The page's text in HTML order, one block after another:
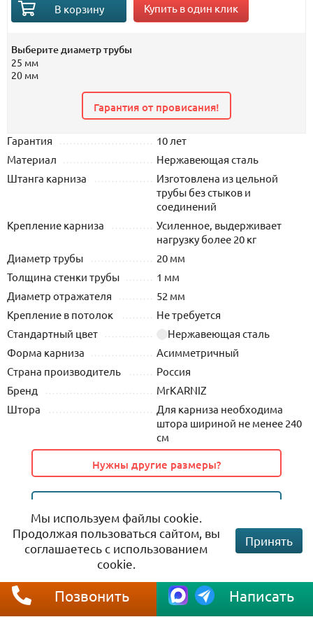
Выберите диаметр трубы
25 мм
20 мм
Гарантия от провисания!
В корзину Купить в один клик
Гарантия
10 лет
Материал
Нержавеющая сталь
Штанга карниза
Изготовлена из цельной
трубы без стыков и
соединений
Крепление карниза
Усиленное, выдерживает
нагрузку более 20 кг
Диаметр трубы
20 мм
Толщина стенки трубы
1 мм
Диаметр отражателя
52 мм
Крепление в потолок
Не требуется
Стандартный цвет
Нержавеющая сталь
Форма карниза
Асимметричный
Страна производитель
Россия
Бренд
MrKARNIZ
Штора
Для карниза необходима
штора шириной не менее 240
см
Нужны другие размеры?
ОплатаПозвонить Написать
Мы используем файлы cookie.
Продолжая пользоваться сайтом, вы
соглашаетесь с использованием
cookie.
Принять